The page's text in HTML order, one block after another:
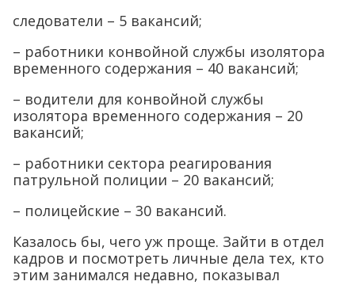
следователи – 5 вакансий;
– работники конвойной службы изолятора
временного содержания – 40 вакансий;
– водители для конвойной службы
изолятора временного содержания – 20
вакансий;
– работники сектора реагирования
патрульной полиции – 20 вакансий;
– полицейские – 30 вакансий.
Казалось бы, чего уж проще. Зайти в отдел
кадров и посмотреть личные дела тех, кто
этим занимался недавно, показывал